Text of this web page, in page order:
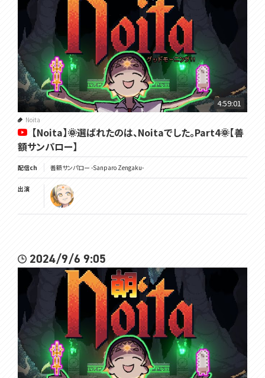
4:59:01
Noita
【Noita】🌞選ばれたのは、Noitaでした。Part4🌞【善
額サンパロー】
配信ch 善額サンパロー -Sanparo Zengaku-
出演
2024/9/6 9:05